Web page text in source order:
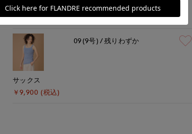
グレーベージュ
￥9,900 (税込)
サックス
￥9,900 (税込)
09(9号) 残りわずか